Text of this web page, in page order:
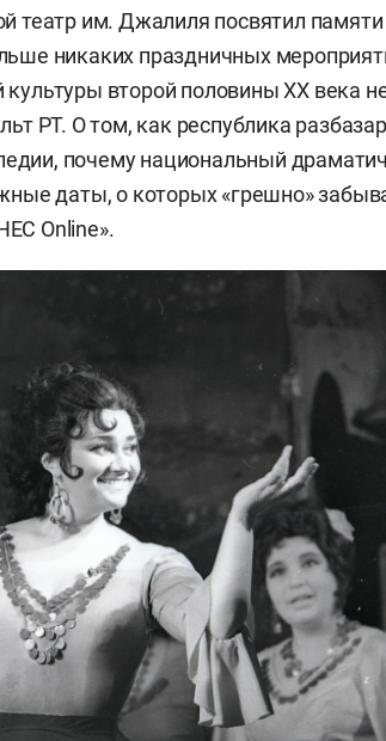
театр им. Джалиля посвятил
никаких праздничных
культуры второй половины XX века
РТ. О том, как республика
почему национальный
даты, о которых «грешно»
Online».